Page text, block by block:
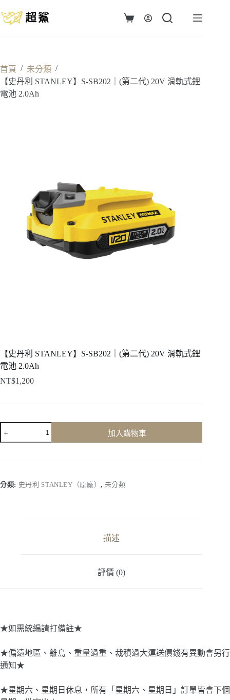
至
容
購
首頁 / 未分類 /
【史丹利 STANLEY】S-SB202｜(第二代) 20V 滑軌式鋰
電池 2.0Ah
【史丹利 STANLEY】S-SB202｜(第二代) 20V 滑軌式鋰
電池 2.0Ah
NT$1,200
｜
量
加入購物車
分類: 史丹利 STANLEY（原廠）, 未分類
描述
評價 (0)
★如需統編請打備註★
★偏遠地區、離島、重量過重、裁積過大運送價錢有異動會另行
通知★
★星期六、星期日休息，所有「星期六、星期日」訂單皆會下個